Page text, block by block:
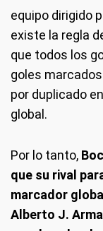
equipo dirigido
existe la regla
que todos los
goles
por duplicado
global.
Por lo tanto,
que su rival
marcador
Alberto J.